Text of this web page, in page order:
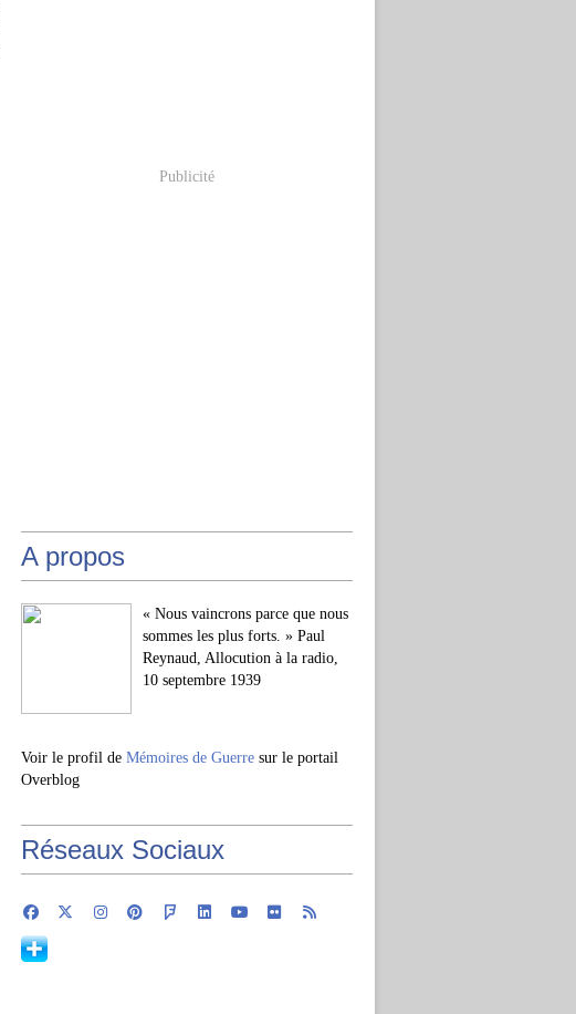
Publicité
A propos
« Nous vaincrons parce que nous
sommes les plus forts. » Paul
Reynaud, Allocution à la radio,
10 septembre 1939
Voir le profil de Mémoires de Guerre sur le portail
Overblog
Réseaux Sociaux